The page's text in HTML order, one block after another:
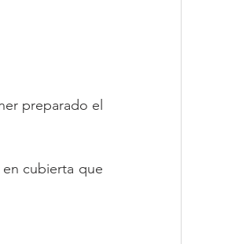
preparado el
cubierta que